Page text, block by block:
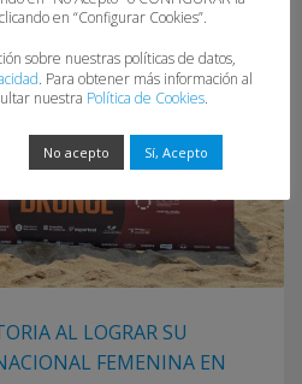
AL LOGRAR SU
FEMENINA EN
en “Configurar Cookies”.
sobre nuestras políticas de datos,
. Para obtener más información al
nuestra Política de Cookies.
No acepto Sí, Acepto